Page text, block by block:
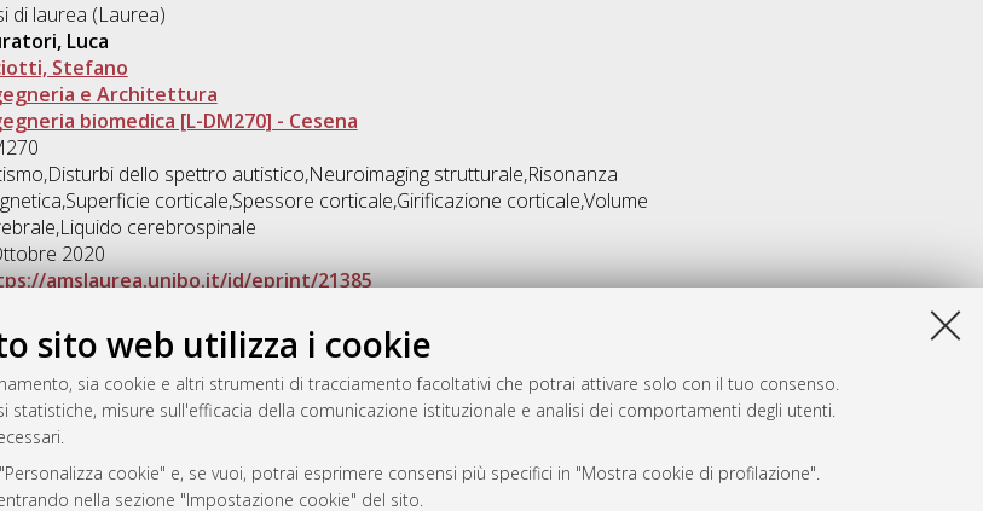
sito web utilizza i cookie
sia cookie e altri strumenti di tracciamento facoltativi che potrai attivare solo con il tuo consenso.
misure sull'efficacia della comunicazione istituzionale e analisi dei comportamenti degli utenti.
cookie" e, se vuoi, potrai esprimere consensi più specifici in "Mostra cookie di profilazione".
nella sezione "Impostazione cookie" del sito.
di laurea (Laurea)
Luca
Stefano
e Architettura
biomedica [L-DM270] - Cesena
dello spettro autistico,Neuroimaging strutturale,Risonanza
corticale,Spessore corticale,Girificazione corticale,Volume
cerebrospinale
2020
amslaurea.unibo.it/id/eprint/21385
Gestione del documento:
da